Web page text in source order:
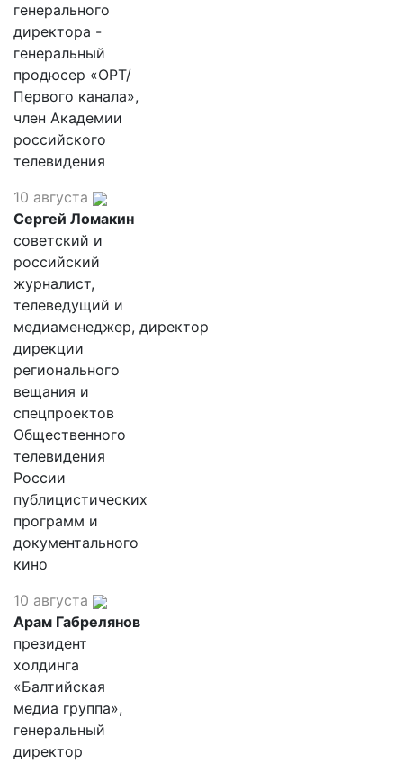
генерального
директора -
генеральный
продюсер «ОРТ/
Первого канала»,
член Академии
российского
телевидения
10 августа
Сергей Ломакин
советский и
российский
журналист,
телеведущий и
медиаменеджер, директор
дирекции
регионального
вещания и
спецпроектов
Общественного
телевидения
России
публицистических
программ и
документального
кино
10 августа
Арам Габрелянов
президент
холдинга
«Балтийская
медиа группа»,
генеральный
директор